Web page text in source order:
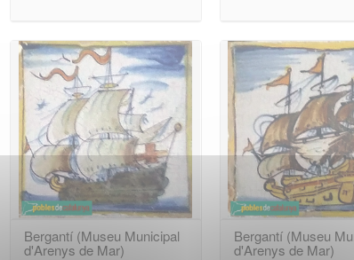
Bergantí (Museu Municipal
d'Arenys de Mar)
Bergantí (Museu
d'Arenys de Mar)